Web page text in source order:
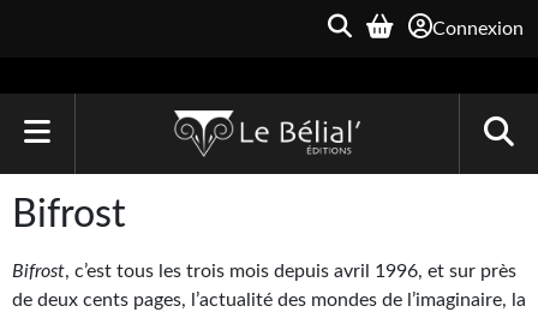
Connexion
ACCUEIL
Le Bélial'
Bifrost
Bifrost, c’est tous les trois mois depuis avril 1996, et sur près
de deux cents pages, l’actualité des mondes de l’imaginaire, la